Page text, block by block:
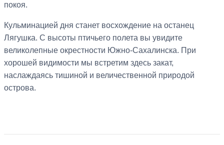
покоя.
Кульминацией дня станет восхождение на останец
Лягушка. С высоты птичьего полета вы увидите
великолепные окрестности Южно-Сахалинска. При
хорошей видимости мы встретим здесь закат,
наслаждаясь тишиной и величественной природой
острова.